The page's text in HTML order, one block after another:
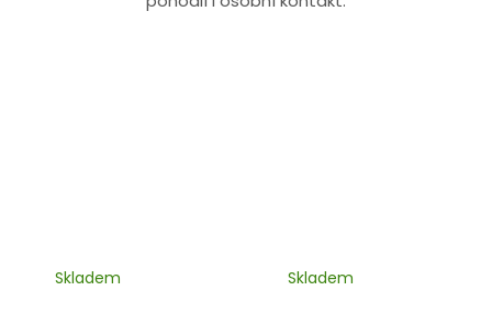
Skladem Skladem